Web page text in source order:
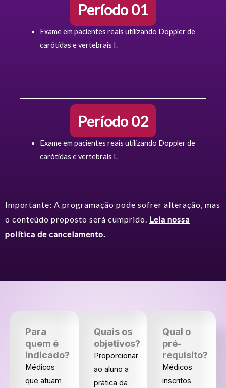
Período 01
Exame em pacientes reais utilizando Doppler de
carótidas e vertebrais I.
Período 02
Exame em pacientes reais utilizando Doppler de
carótidas e vertebrais I.
Importante: A programação pode sofrer alteração, mas
o conteúdo proposto será cumprido. Leia nossa
política de cancelamento.
Para
quem é
indicado?
Médicos
que atuam
Quais os
objetivos?
Proporcionar
ao aluno a
prática da
Qual o
pré-
requisito?
Médicos
inscritos